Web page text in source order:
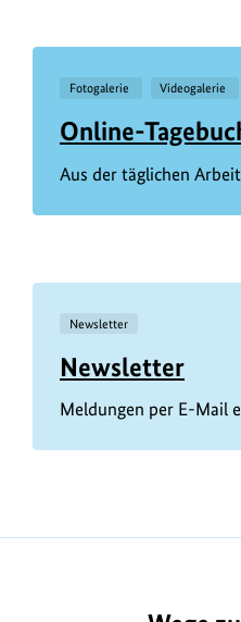
Fotogalerie Videogalerie
Online-
Aus der täglichen
Newsletter
Newsletter
Meldungen per E-Mail